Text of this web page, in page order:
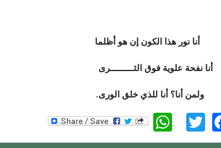
أنا نور هذا الكون إن هو أظلما
علوية فوق الثــــــــــرى
أنا؟ أنا للذي خلق الورى.
Facebook
Twitter
WhatsApp